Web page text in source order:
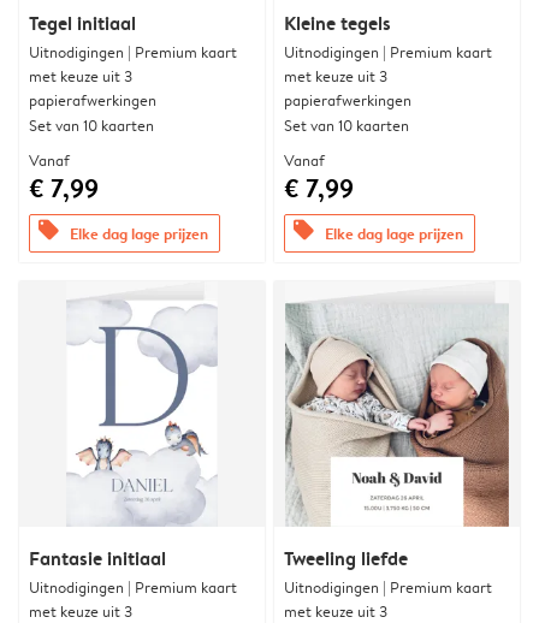
Tegel initiaal
Uitnodigingen | Premium kaart
met keuze uit 3
papierafwerkingen
Set van 10 kaarten
Vanaf
€ 7,99
offers Elke dag lage prijzen
Kleine tegels
Uitnodigingen | Premium kaart
met keuze uit 3
papierafwerkingen
Set van 10 kaarten
Vanaf
€ 7,99
offers Elke dag lage prijzen
Fantasie initiaal
Uitnodigingen | Premium kaart
met keuze uit 3
Tweeling liefde
Uitnodigingen | Premium kaart
met keuze uit 3